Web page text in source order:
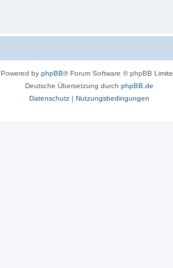
Powered by phpBB® Forum Software © phpBB
Deutsche Übersetzung durch phpBB.de
Datenschutz| Nutzungsbedingungen